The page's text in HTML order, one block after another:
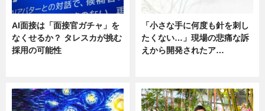
AI面接は「面接官ガチャ」を
なくせるか？ タレスカが挑む
採用の可能性
「小さな手に何度も針を刺し
たくない…」現場の悲痛な訴
えから開発されたア…